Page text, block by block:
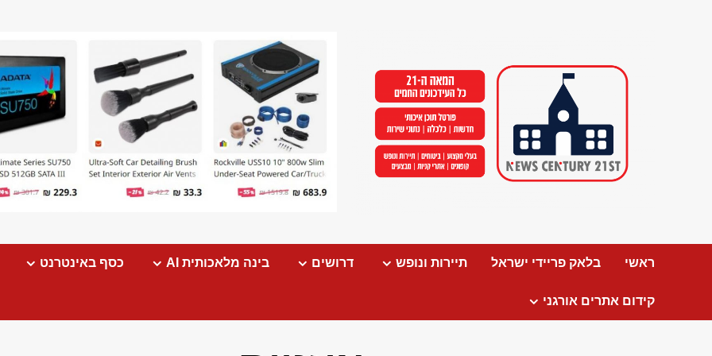
ראשי בלאק פריידי ישראל תיירות ונופש דרושים בינה מלאכותית AI כסף באינטרנט
קידום אתרים אורגני